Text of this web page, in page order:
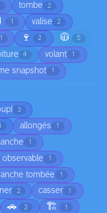
tombe 2
1 valise 2
1 🍷 2 🧥 5
4 volant 1
snapshot 1
3
allongés 1
1
1
tombée 1
2 casser 1
🚗 2 🏗️ 1